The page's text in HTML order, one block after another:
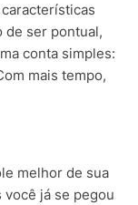
de ser pontual,
conta simples:
mais tempo,
melhor de sua
você já se pegou